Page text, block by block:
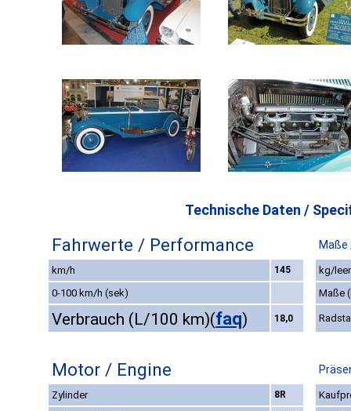
Technische Daten /
Fahrwerte / Performance
km/h 145
kg/leer
0-100 km/h (sek)
Maße
Verbrauch (L/100 km)(faq) 18,0
Motor / Engine
Zylinder 8R